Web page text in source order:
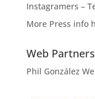
Instagramers –
More Press info
Web Partners
Phil González